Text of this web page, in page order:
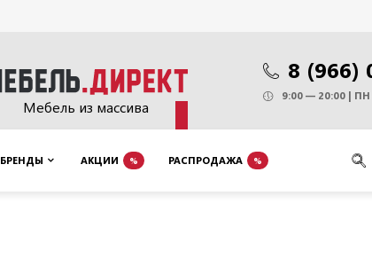
Мебель из массива
8 (966)
9:00 — 20:00 |
БРЕНДЫ АКЦИИ % РАСПРОДАЖА %